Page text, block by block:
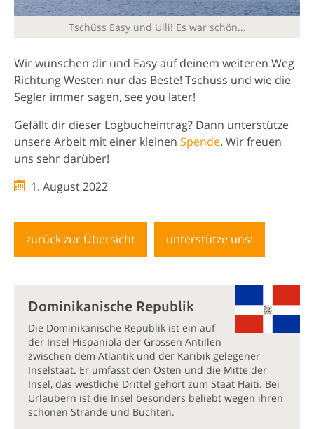
Tschüss Easy und Ulli! Es war schön...
Wir wünschen dir und Easy auf deinem weiteren Weg
Richtung Westen nur das Beste! Tschüss und wie die
Segler immer sagen, see you later!
Gefällt dir dieser Logbucheintrag? Dann unterstütze
unsere Arbeit mit einer kleinen Spende. Wir freuen
uns sehr darüber!
1. August 2022
zurück zur Übersicht unterstütze uns!
Dominikanische Republik
Die Dominikanische Republik ist ein auf
der Insel Hispaniola der Grossen Antillen
zwischen dem Atlantik und der Karibik gelegener
Inselstaat. Er umfasst den Osten und die Mitte der
Insel, das westliche Drittel gehört zum Staat Haiti. Bei
Urlaubern ist die Insel besonders beliebt wegen ihren
schönen Strände und Buchten.